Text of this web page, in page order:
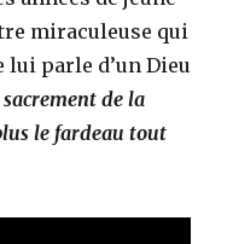
miraculeuse qui
lui parle d’un Dieu
sacrement de la
le fardeau tout